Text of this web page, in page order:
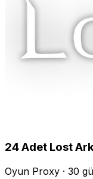
24Adet Lost
Oyun Proxy · 30